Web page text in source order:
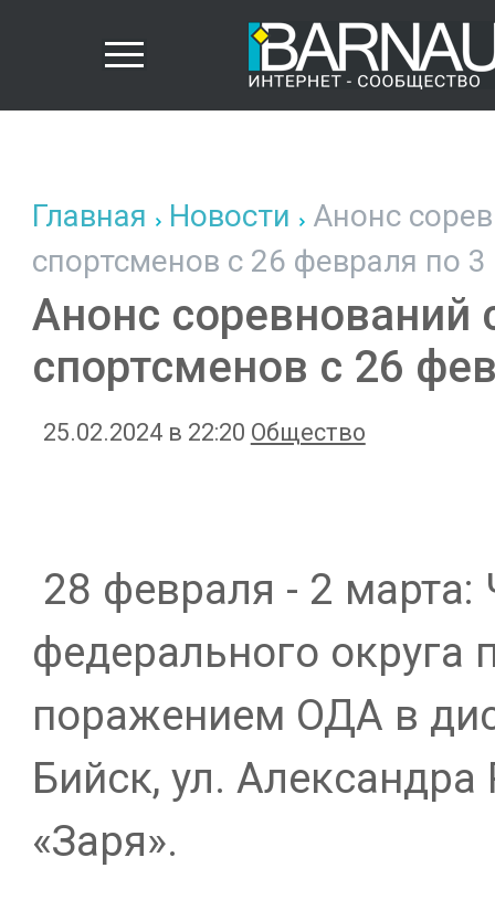
Главная Новости Анонс
спортсменов с 26 февраля по
Анонс соревнований
спортсменов с 26
25.02.2024 в 22:20 Общество
28 февраля - 2
федерального округа
поражением ОДА в
Бийск, ул.
«Заря».